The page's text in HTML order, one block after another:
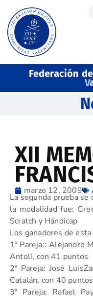
Federación
V
XII
marzo 12, 2009
La segunda prueba
la modalidad fue:
Scratch y Hándicap
Los ganadores de
1ª Pareja:: Alejandro
Antolí, con 41 puntos
2ª Pareja: José
Catalán, con 40 puntos
3ª Pareja: Rafael